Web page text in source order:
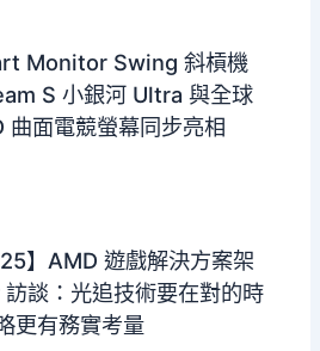
Monitor Swing 斜槓機
S 小銀河 Ultra 與全球
曲面電競螢幕同步亮相
】AMD 遊戲解決方案架
談：光追技術要在對的時
更有務實考量